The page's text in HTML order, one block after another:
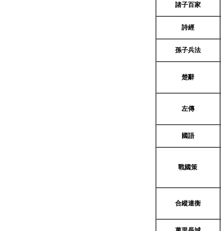
諸子百家
詩經
孫子兵法
楚辭
左傳
國語
戰國策
合縱連衡